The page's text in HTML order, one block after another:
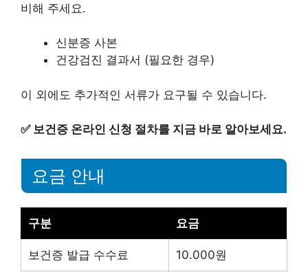
비해 주세요.
신분증 사본
건강검진 결과서 (필요한 경우)
이 외에도 추가적인 서류가 요구될 수 있습니다.
✅ 보건증 온라인 신청 절차를 지금 바로 알아보세요.
요금 안내
구분 요금
보건증 발급 수수료 10.000원